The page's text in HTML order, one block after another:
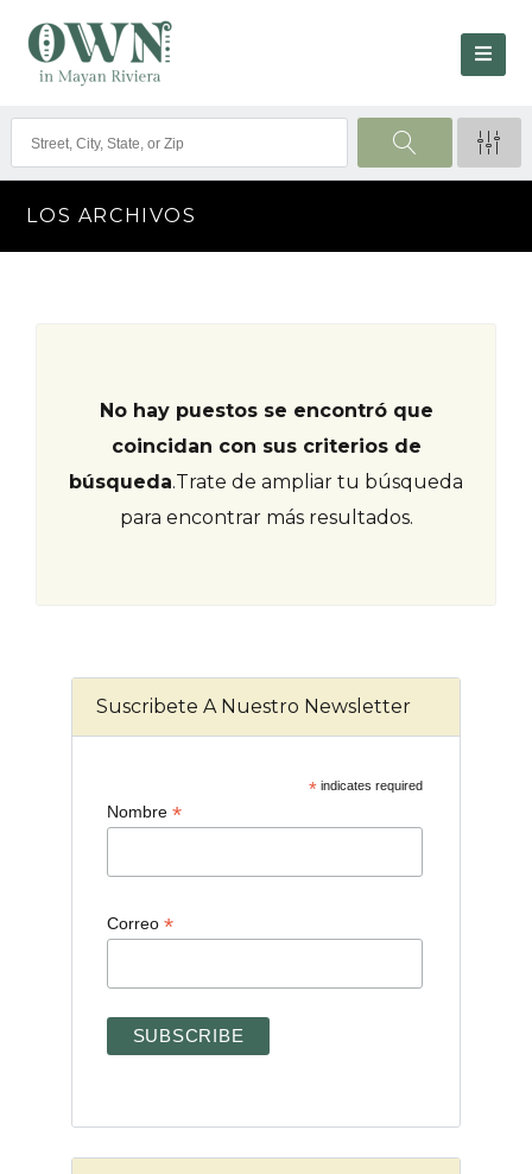
LOS ARCHIVOS
No hay puestos se encontró que
coincidan con sus criterios de
búsqueda.Trate de ampliar tu búsqueda
para encontrar más resultados.
Suscribete A Nuestro Newsletter
*indicates required
Nombre *
Correo *